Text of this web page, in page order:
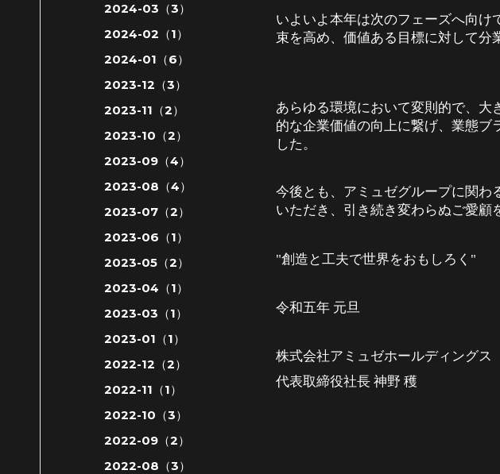
いよいよ本年は次のフェーズへ向け
束を高め、価値ある目標に対して分
あらゆる環境において変則的で、
的な企業価値の向上に繋げ、業態ブ
した。
今後とも、アミュゼグループに関
いただき、引き続き変わらぬご愛顧
"創造と工夫で世界をおもしろく "
令和五年 元旦
株式会社アミュゼホールディングス
代表取締役社長 神野 穫
2024-03（3）
2024-02（1）
2024-01（6）
2023-12（3）
2023-11（2）
2023-10（2）
2023-09（4）
2023-08（4）
2023-07（2）
2023-06（1）
2023-05（2）
2023-04（1）
2023-03（1）
2023-01（1）
2022-12（2）
2022-11（1）
2022-10（3）
2022-09（2）
2022-08（3）